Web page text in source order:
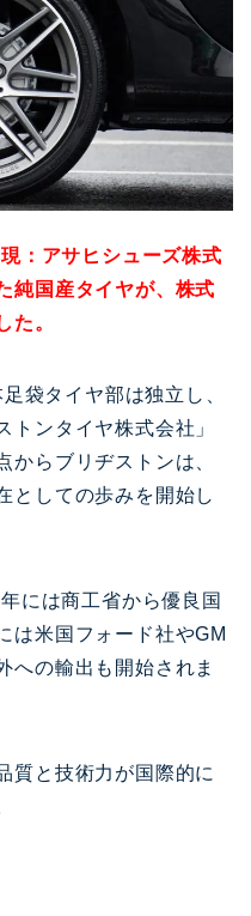
：アサヒシューズ株式
純国産タイヤが、株式
た。
袋タイヤ部は独立し、
トンタイヤ株式会社」
からブリヂストンは、
としての歩みを開始し
には商工省から優良国
は米国フォード社やGM
への輸出も開始されま
質と技術力が国際的に